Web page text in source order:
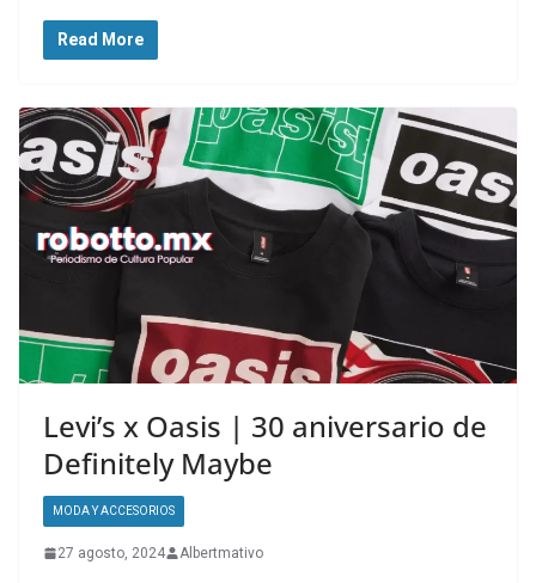
Read More
Levi’s x Oasis | 30 aniversario de
Definitely Maybe
MODA Y ACCESORIOS
27 agosto, 2024 Albertmativo